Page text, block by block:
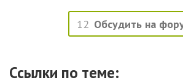
12 Обсудить на
Ссылки по теме: